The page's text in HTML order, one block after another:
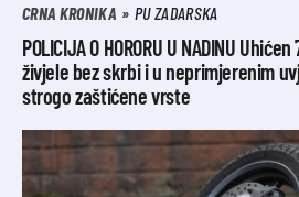
CRNA KRONIKA PU ZADARSKA
POLICIJA O HORORU U NADINU
živjele bez skrbi i u neprimjerenim
strogo zaštićene vrste